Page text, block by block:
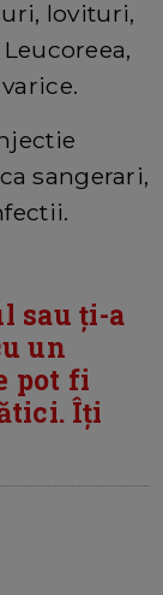
lovituri,
sangerari,
sau ți-a
un
pot fi
Îți